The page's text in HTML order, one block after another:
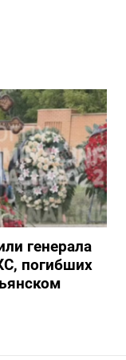
генерала
погибших